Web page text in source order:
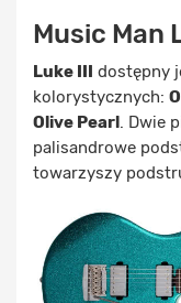
Music Man
Luke III dostępny
kolorystycznych:
Olive Pearl. Dwie
palisandrowe
towarzyszy